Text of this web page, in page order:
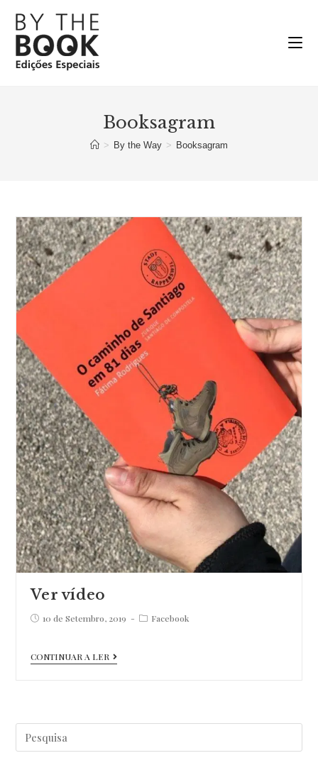
para
conteúdo
Booksagram
> By the Way > Booksagram
Ver vídeo
Post10 de Setembro, 2019
PostFacebook
CONTINUAR A LER
Ver
Pesquisar
por: